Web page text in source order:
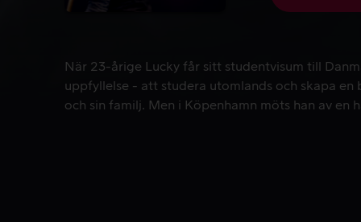
När 23-årige Lucky får sitt studentvisum till
När 23-årige Lucky får sitt studentvisum till
uppfyllelse - att studera utomlands och skapa
och sin familj. Men i Köpenhamn möts han av en